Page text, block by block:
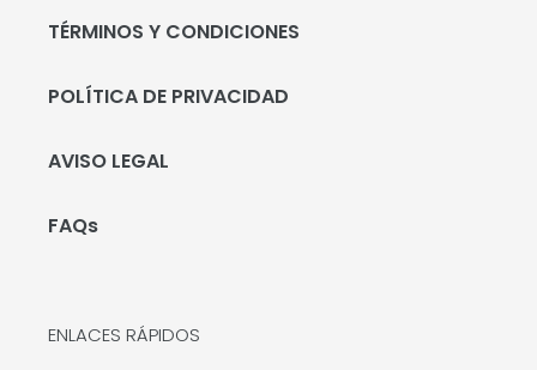
TÉRMINOS Y CONDICIONES
POLÍTICA DE PRIVACIDAD
AVISO LEGAL
FAQs
ENLACES RÁPIDOS